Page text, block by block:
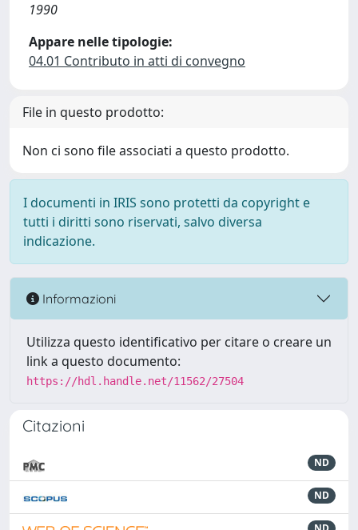
1990
Appare nelle tipologie:
04.01 Contributo in atti di convegno
File in questo prodotto:
Non ci sono file associati a questo prodotto.
I documenti in IRIS sono protetti da copyright e
tutti i diritti sono riservati, salvo diversa
indicazione.
Informazioni
Utilizza questo identificativo per citare o creare un
link a questo documento:
https://hdl.handle.net/11562/27504
Citazioni
ND
ND